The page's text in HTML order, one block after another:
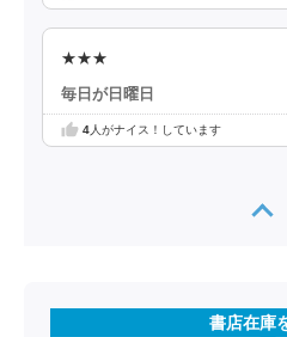
★★★
毎日が日曜日
4人がナイス！しています
書店在庫